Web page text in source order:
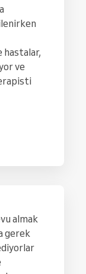
hastalar,
ve
almak
gerek